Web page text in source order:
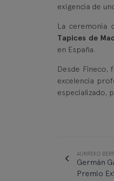
exigencia de
La ceremonia
Tapices de
en España.
Desde
excelencia
especializado,
AURREKO
Germán
Premio